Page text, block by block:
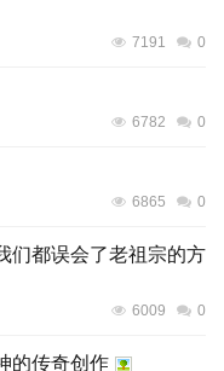
7191 0
6782 0
6865 0
们都误会了老祖宗的方
6009 0
的传奇创作